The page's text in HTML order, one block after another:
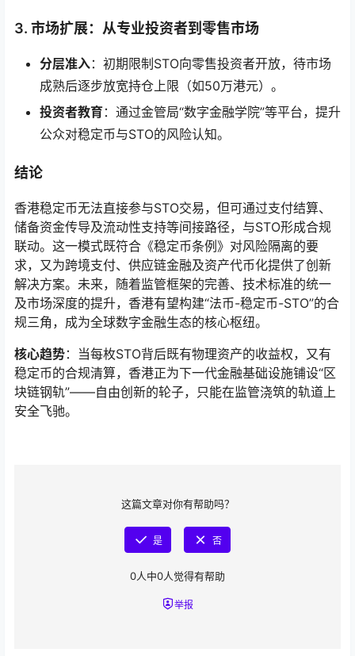
3. 市场扩展：从专业投资者到零售市场
分层准入：初期限制STO向零售投资者开放，待市场
成熟后逐步放宽持仓上限（如50万港元）。
投资者教育：通过金管局“数字金融学院”等平台，提升
公众对稳定币与STO的风险认知。
结论
香港稳定币无法直接参与STO交易，但可通过支付结算、
储备资金传导及流动性支持等间接路径，与STO形成合规
联动。这一模式既符合《稳定币条例》对风险隔离的要
求，又为跨境支付、供应链金融及资产代币化提供了创新
解决方案。未来，随着监管框架的完善、技术标准的统一
及市场深度的提升，香港有望构建“法币-稳定币-STO”的合
规三角，成为全球数字金融生态的核心枢纽。
核心趋势：当每枚STO背后既有物理资产的收益权，又有
稳定币的合规清算，香港正为下一代金融基础设施铺设“区
块链钢轨”——自由创新的轮子，只能在监管浇筑的轨道上
安全飞驰。
这篇文章对你有帮助吗？
是 否
0人中0人觉得有帮助
举报